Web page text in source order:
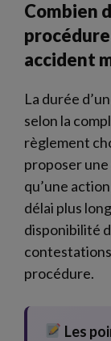
Combien
accident
La durée
selon la
règlement
proposer
qu’une
délai plus
disponibilité
procédure.
Les